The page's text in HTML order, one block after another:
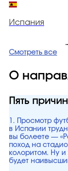
Испания
Смотреть все
О
Пять
1. Просмотр
в Испании
вы болеете —
поход на
колоритом. Ну и
будет